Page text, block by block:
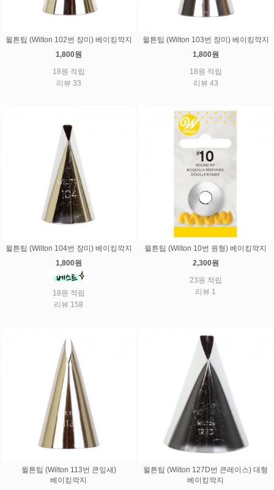
윌튼팁 (Wilton 102번 장미) 베이킹깍지
1,800원
18원 적립
리뷰 33
윌튼팁 (Wilton 103번 장미) 베이킹깍지
1,800원
18원 적립
리뷰 43
윌튼팁 (Wilton 104번 장미) 베이킹깍지
1,800원
18원 적립
리뷰 158
윌튼팁 (Wilton 10번 원형) 베이킹깍지
2,300원
23원 적립
리뷰 1
윌튼팁 (Wilton 113번 큰잎새)
베이킹깍지
윌튼팁 (Wilton 127D번 큰레이스) 대형
베이킹깍지